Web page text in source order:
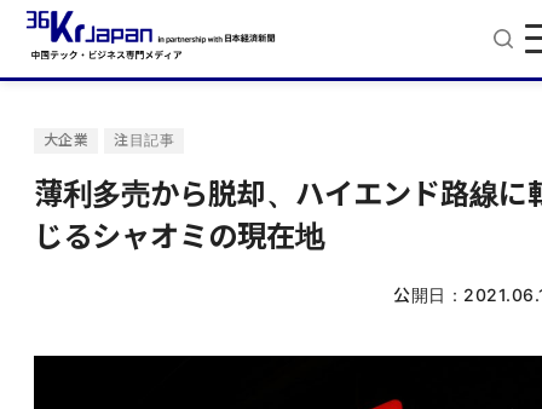
大企業 注目記事
薄利多売から脱却、ハイエンド路線に
じるシャオミの現在地
公開日：